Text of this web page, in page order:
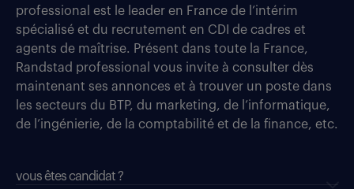
professional est le leader en France de l’intérim
spécialisé et du recrutement en CDI de cadres et
agents de maîtrise. Présent dans toute la France,
Randstad professional vous invite à consulter dès
maintenant ses annonces et à trouver un poste dans
les secteurs du BTP, du marketing, de l’informatique,
de l’ingénierie, de la comptabilité et de la finance, etc.
vous êtes candidat ?